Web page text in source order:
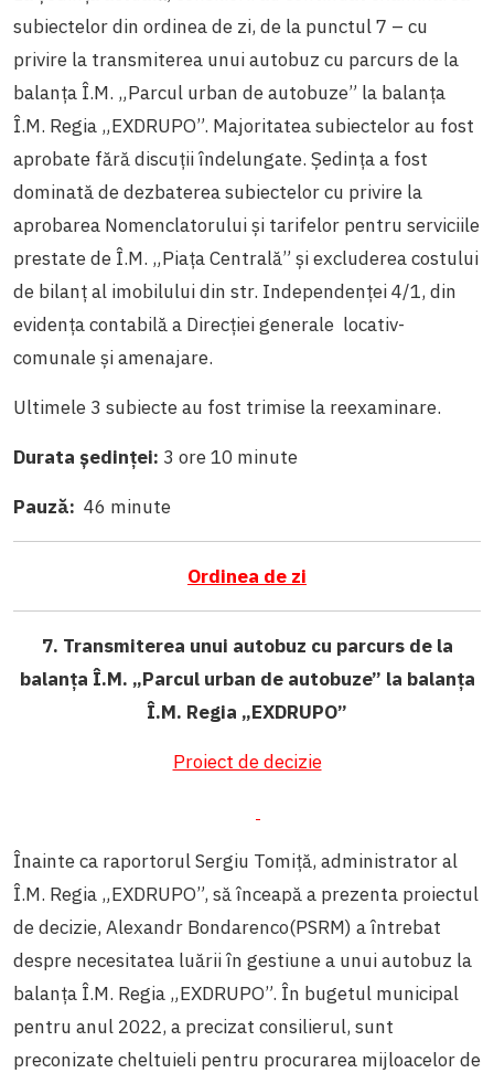
subiectelor din ordinea de zi, de la punctul 7 – cu
privire la transmiterea unui autobuz cu parcurs de la
balanța Î.M. „Parcul urban de autobuze” la balanța
Î.M. Regia „EXDRUPO”. Majoritatea subiectelor au fost
aprobate fără discuții îndelungate. Ședința a fost
dominată de dezbaterea subiectelor cu privire la
aprobarea Nomenclatorului și tarifelor pentru serviciile
prestate de Î.M. „Piața Centrală” și excluderea costului
de bilanț al imobilului din str. Independenței 4/1, din
evidența contabilă a Direcției generale locativ-
comunale și amenajare.
Ultimele 3 subiecte au fost trimise la reexaminare.
Durata ședinței: 3 ore 10 minute
Pauză: 46 minute
Ordinea de zi
7. Transmiterea unui autobuz cu parcurs de la
balanța Î.M. „Parcul urban de autobuze” la balanța
Î.M. Regia „EXDRUPO”
Proiect de decizie
Înainte ca raportorul Sergiu Tomiță, administrator al
Î.M. Regia „EXDRUPO”, să înceapă a prezenta proiectul
de decizie, Alexandr Bondarenco(PSRM) a întrebat
despre necesitatea luării în gestiune a unui autobuz la
balanțaÎ.M. Regia „EXDRUPO”. În bugetul municipal
pentru anul 2022, a precizat consilierul, sunt
preconizate cheltuieli pentru procurarea mijloacelor de